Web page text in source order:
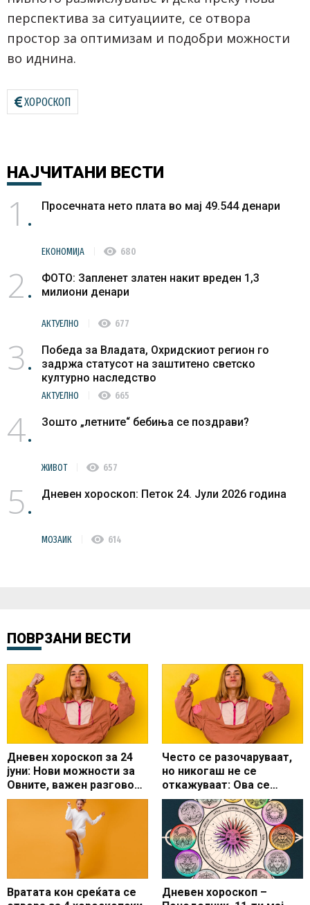
перспектива за ситуациите, се отвора
простор за оптимизам и подобри можности
во иднина.
ХОРОСКОП
НАЈЧИТАНИ ВЕСТИ
1 Просечната нето плата во мај 49.544 денари
ЕКОНОМИЈА visibility 680
2
ФОТО: Запленет златен накит вреден 1,3
милиони денари
АКТУЕЛНО visibility 677
3
Победа за Владата, Охридскиот регион го
задржа статусот на заштитено светско
културно наследство
АКТУЕЛНО visibility 665
4 Зошто „летните“ бебиња се поздрави?
ЖИВОТ visibility 657
5 Дневен хороскоп: Петок 24. Јули 2026 година
МОЗАИК visibility 614
ПОВРЗАНИ ВЕСТИ
Дневен хороскоп за 24
јуни: Нови можности за
Овните, важен разговор
за Вагите
Често се разочаруваат,
но никогаш не се
откажуваат: Ова се
најупорните хороскопски
знаци
Вратата кон среќата се
Дневен хороскоп –